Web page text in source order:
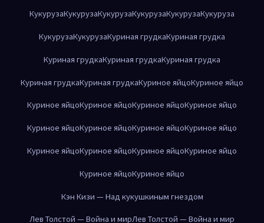
КукурузаКукурузаКукурузаКукурузаКукурузаКукуруза
КукурузаКукурузаКуриная грудкаКуриная грудка
Куриная грудкаКуриная грудкаКуриная грудка
Куриная грудкаКуриная грудкаКуриное яйцоКуриное яйцо
Куриное яйцоКуриное яйцоКуриное яйцоКуриное яйцо
Куриное яйцоКуриное яйцоКуриное яйцоКуриное яйцо
Куриное яйцоКуриное яйцоКуриное яйцоКуриное яйцо
Куриное яйцоКуриное яйцо
Кэн Кизи — Над кукушкиным гнездом
Лев Толстой — Война и мирЛев Толстой — Война и мир